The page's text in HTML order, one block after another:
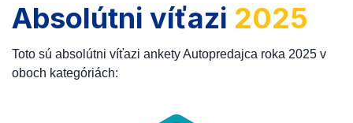
Absolútni víťazi 2025
Toto sú absolútni víťazi ankety Autopredajca roka 2025 v
oboch kategóriách: